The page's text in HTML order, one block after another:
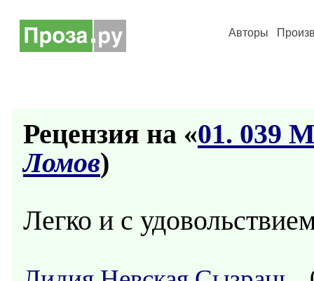
Авторы
Рецензия на «01. 039
Ломов)
Легко и с